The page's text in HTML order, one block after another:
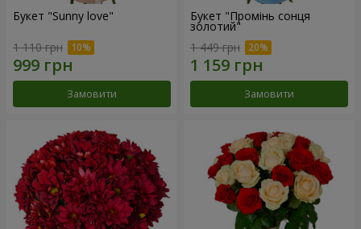
Букет "Sunny love"
1 110 грн
Замовити
Букет "Промінь сонця
золотий"
1 449 грн
Замовити